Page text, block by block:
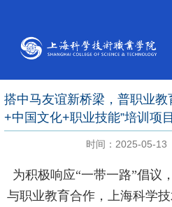
搭中马友谊新桥梁，普职业
+中国文化+职业技能”培训项
时间：2025-05-13
为积极响应“一带一路”倡议
与职业教育合作，上海科学技